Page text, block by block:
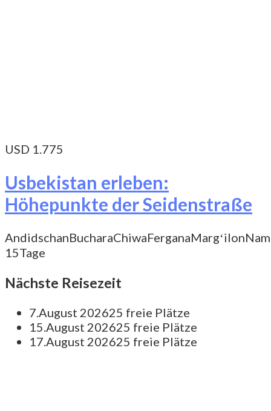
USD 1.775
Usbekistan erleben:
Höhepunkte der Seidenstraße
AndidschanBucharaChiwaFerganaMargʻilon
15Tage
Nächste Reisezeit
7.August 202625 freie Plätze
15.August 202625 freie Plätze
17.August 202625 freie Plätze